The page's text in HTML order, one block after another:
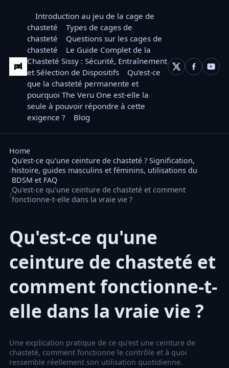
Introduction au jeu de la cage de
chasteté
Types de cages de
chasteté
Questions sur les cages de
chasteté
Le Guide Complet de la
Chasteté Sissy : Sécurité, Entraînement
et Sélection de Dispositifs
Qu’est-ce
que la chasteté permanente et
pourquoi The Veru One est-elle la
seule à pouvoir répondre à cette
exigence ?
Blog
Home
Qu'est-ce qu'une ceinture de chasteté ? Signification,
histoire, guides masculins et féminins, utilisations du
BDSM et FAQ
Qu'est-ce qu'une ceinture de chasteté et comment
fonctionne-t-elle dans la vraie vie ?
Qu'est-ce qu'une
ceinture de chasteté et
comment fonctionne-t-
elle dans la vraie vie ?
Une explication pratique de ce qu'est une ceinture de
chasteté, comment fonctionne le contrôle et à quoi
ressemble réellement son utilisation quotidienne.